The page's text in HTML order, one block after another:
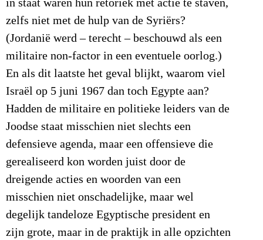
in staat waren hun retoriek met actie te staven,
zelfs niet met de hulp van de Syriërs?
(Jordanië werd – terecht – beschouwd als een
militaire non-factor in een eventuele oorlog.)
En als dit laatste het geval blijkt, waarom viel
Israël op 5 juni 1967 dan toch Egypte aan?
Hadden de militaire en politieke leiders van de
Joodse staat misschien niet slechts een
defensieve agenda, maar een offensieve die
gerealiseerd kon worden juist door de
dreigende acties en woorden van een
misschien niet onschadelijke, maar wel
degelijk tandeloze Egyptische president en
zijn grote, maar in de praktijk in alle opzichten